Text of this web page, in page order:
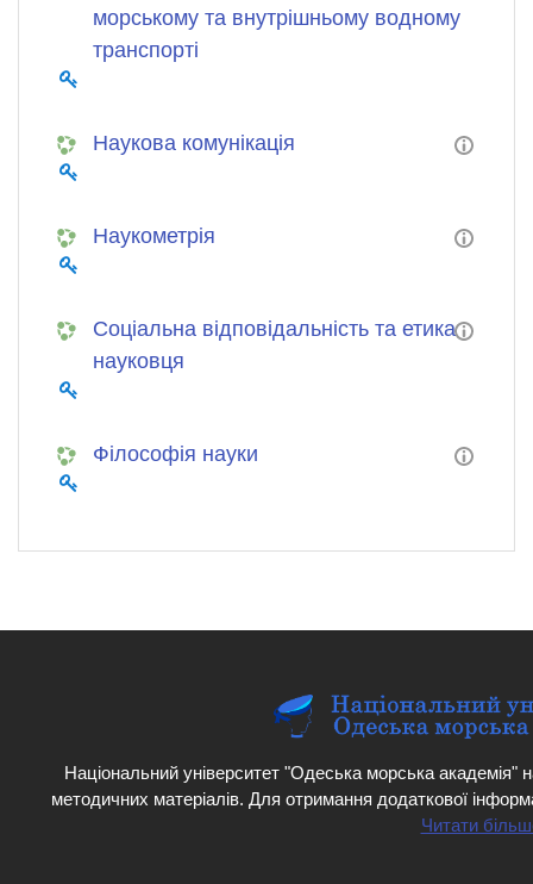
морському та внутрішньому водному
транспорті
Наукова комунікація
Наукометрія
Соціальна відповідальність та етика
науковця
Філософія науки
Національний університет "Одеська морська академія"
методичних матеріалів. Для отримання додаткової
Читати